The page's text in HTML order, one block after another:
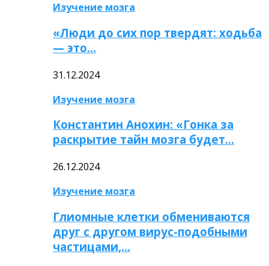
Изучение мозга
«Люди до сих пор твердят: ходьба
— это…
31.12.2024
Изучение мозга
Константин Анохин: «Гонка за
раскрытие тайн мозга будет…
26.12.2024
Изучение мозга
Глиомные клетки обмениваются
друг с другом вирус-подобными
частицами,…